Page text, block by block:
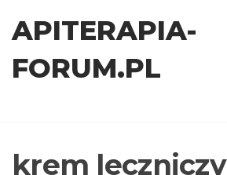
APITERAPIA-
FORUM.PL
krem leczniczy